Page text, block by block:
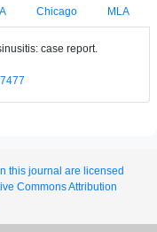
Chicago MLA
case report.
this journal are licensed
Commons Attribution